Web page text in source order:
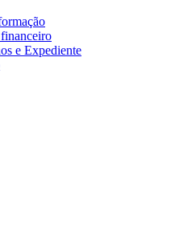
e Expediente